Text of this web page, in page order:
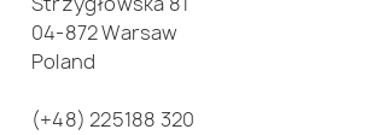
04-872 Warsaw
Poland
(+48) 225188 320